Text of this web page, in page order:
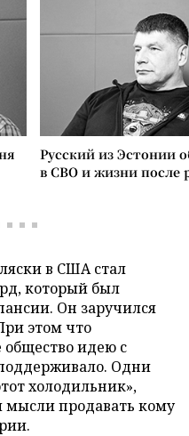
Русский из Эстонии
в СВО и жизни после
в США стал
который был
Он заручился
этом что
общество идею с
Одни
холодильник»,
мысли продавать кому